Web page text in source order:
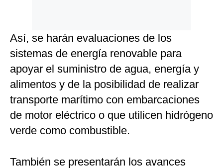
Así, se harán evaluaciones de los
sistemas de energía renovable para
apoyar el suministro de agua, energía y
alimentos y de la posibilidad de realizar
transporte marítimo con embarcaciones
de motor eléctrico o que utilicen hidrógeno
verde como combustible.
También se presentarán los avances